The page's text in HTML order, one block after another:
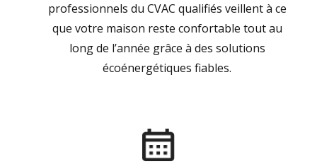
professionnels du CVAC qualifiés veillent à ce
que votre maison reste confortable tout au
long de l’année grâce à des solutions
écoénergétiques fiables.